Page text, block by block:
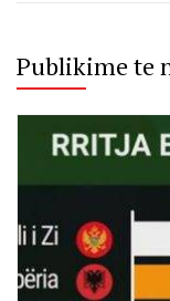
Publikime te